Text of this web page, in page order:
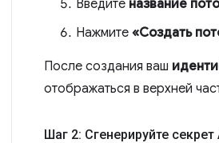
Введите название
Нажмите «Создать
После создания ваш
отображаться в верхней
Шаг 2: Сгенерируйте